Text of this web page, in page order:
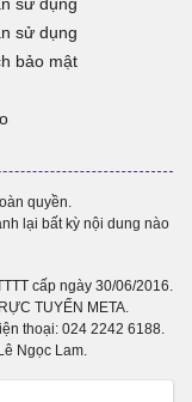
sử dụng
bảo mật
quyền.
lại bất kỳ nội dung nào
cấp ngày 30/06/2016.
TUYẾN META.
thoại: 024 2242 6188.
Ngọc Lam.